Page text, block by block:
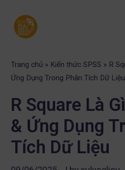
Trang chủ » Kiến thức SPSS » R
Ứng Dụng Trong Phân Tích Dữ Liệu
R Square Là
& Ứng Dụng
Tích Dữ Liệu